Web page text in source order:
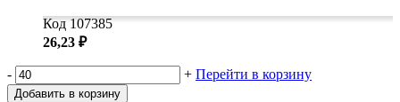
Код 107385
26,23 ₽
- + Перейти в корзину
Добавить в корзину